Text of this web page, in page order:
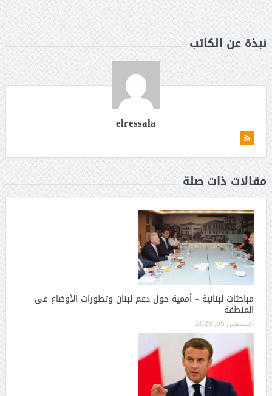
نبذة عن الكاتب
elressala
مقالات ذات صلة
مباحثات لبنانية – أممية حول دعم لبنان وتطورات الأوضاع فى
المنطقة
أغسطس 05, 2026